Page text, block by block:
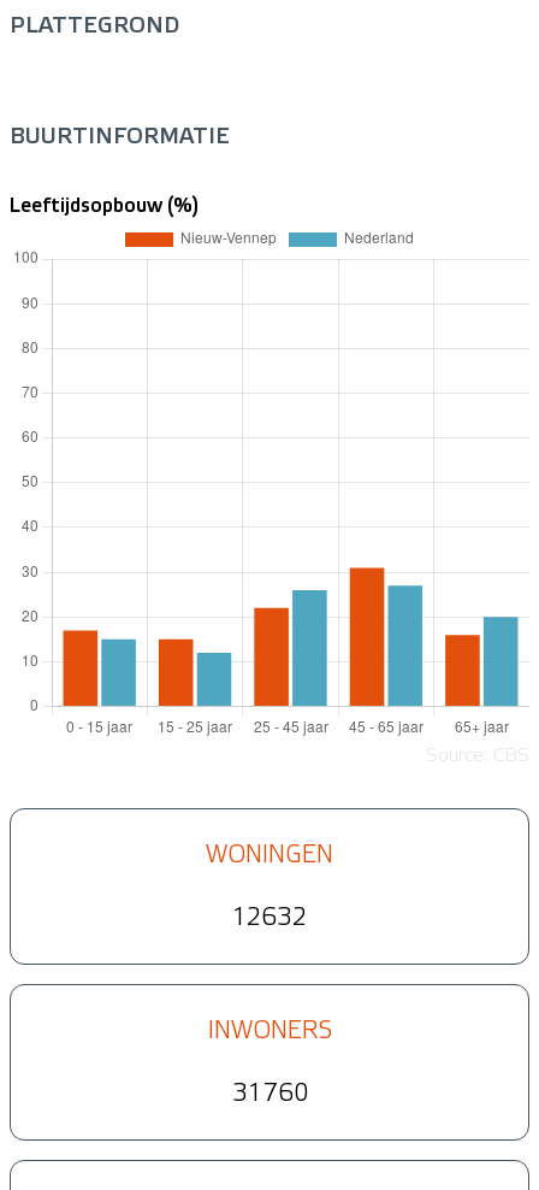
PLATTEGROND
BUURTINFORMATIE
Leeftijdsopbouw (%)
Source: CBS
WONINGEN
12632
INWONERS
31760